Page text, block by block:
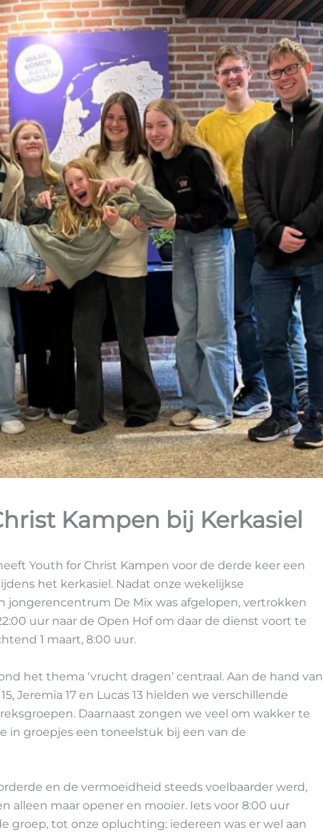
Kampen bij Kerkasiel
Youth for Christ Kampen voor de derde keer een
het kerkasiel. Nadat onze wekelijkse
jongerencentrum De Mix was afgelopen, vertrokken
uur naar de Open Hof om daar de dienst voort te
1 maart, 8:00 uur.
het thema ‘vrucht dragen’ centraal. Aan de hand van
Jeremia 17 en Lucas 13 hielden we verschillende
Daarnaast zongen we veel om wakker te
in groepjes een toneelstuk bij een van de
en de vermoeidheid steeds voelbaarder werd,
alleen maar opener en mooier. Iets voor 8:00 uur
groep, tot onze opluchting: iedereen was er wel aan